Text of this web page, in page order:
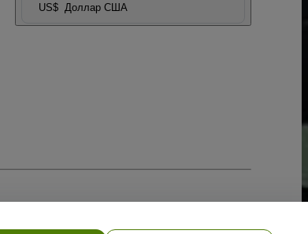
US$ Доллар США